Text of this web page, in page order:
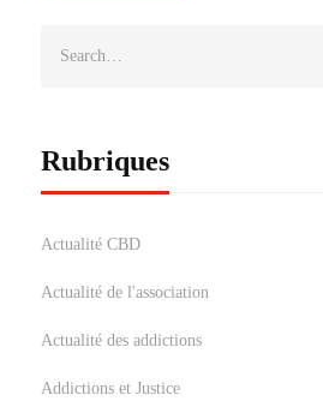
Rubriques
Actualité CBD
Actualité de l'association
Actualité des addictions
Addictions et Justice